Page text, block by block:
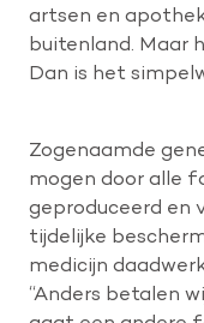
artsen en
buitenland. Maar
Dan is het
Zogenaamde
mogen door alle
geproduceerd en
tijdelijke
medicijn
“Anders betalen